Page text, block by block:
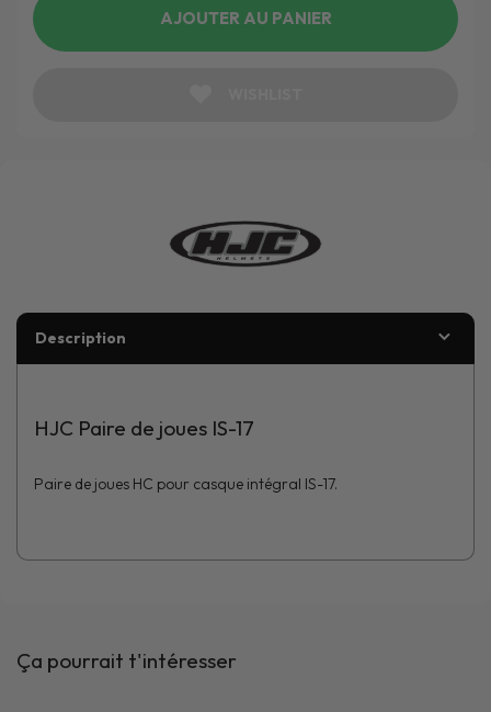
AJOUTER AU PANIER
Description
HJC Paire de joues IS-17
Paire de joues HC pour casque intégral IS-17.
Ça pourrait t'intéresser